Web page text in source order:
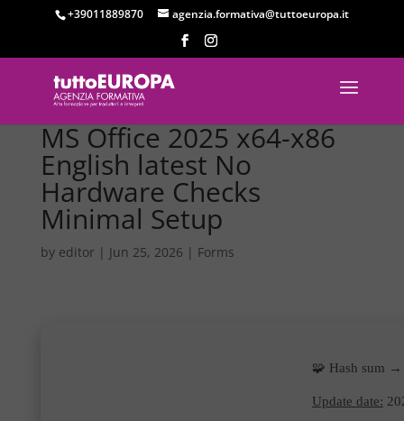
+39011889870 agenzia.formativa@tuttoeuropa.it
MS Office 2025 x64-x86
English latest No
Hardware Checks
Minimal Setup
by editor | Jun 25, 2026 | Forms
🧩 Hash sum →
Update date: